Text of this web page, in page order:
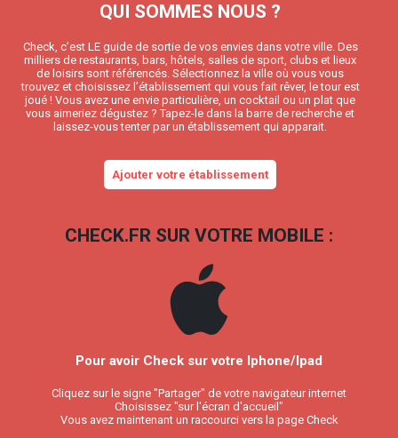
QUI SOMMES NOUS ?
Check, c’est LE guide de sortie de vos envies dans votre ville. Des
milliers de restaurants, bars, hôtels, salles de sport, clubs et lieux
de loisirs sont référencés. Sélectionnez la ville où vous vous
trouvez et choisissez l’établissement qui vous fait rêver, le tour est
joué ! Vous avez une envie particulière, un cocktail ou un plat que
vous aimeriez dégustez ? Tapez-le dans la barre de recherche et
laissez-vous tenter par un établissement qui apparait.
Ajouter votre établissement
CHECK.FR SUR VOTRE MOBILE :
Pour avoir Check sur votre Iphone/Ipad
Cliquez sur le signe "Partager" de votre navigateur internet
Choisissez "sur l'écran d'accueil"
Vous avez maintenant un raccourci vers la page Check